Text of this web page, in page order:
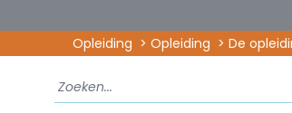
Opleiding Opleiding De